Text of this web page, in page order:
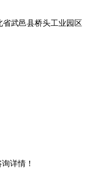
武邑县桥头工业园区
详情！